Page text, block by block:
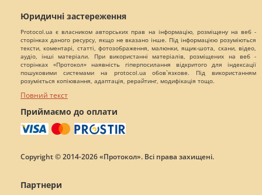
Юридичні застереження
Protocol.ua є власником авторських прав на інформацію, розміщену на веб -
сторінках даного ресурсу, якщо не вказано інше. Під інформацією розуміються
тексти, коментарі, статті, фотозображення, малюнки, ящик-шота, скани, відео,
аудіо, інші матеріали. При використанні матеріалів, розміщених на веб -
сторінках «Протокол» наявність гіперпосилання відкритого для індексації
пошуковими системами на protocol.ua обов`язкове. Під використанням
розуміється копіювання, адаптація, рерайтинг, модифікація тощо.
Повний текст
Приймаємо до оплати
Copyright © 2014-2026 «Протокол». Всі права захищені.
Партнери